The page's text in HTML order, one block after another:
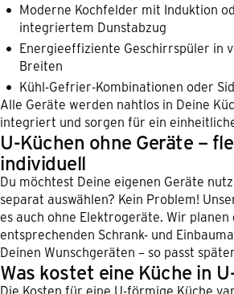
Moderne Kochfelder mit Induktion
integriertem Dunstabzug
Energieeffiziente Geschirrspüler in
Breiten
Kühl-Gefrier-Kombinationen oder
Alle Geräte werden nahtlos in Deine
integriert und sorgen für ein
U-Küchen ohne Geräte –
individuell
Du möchtest Deine eigenen Geräte
separat auswählen? Kein Problem!
es auch ohne Elektrogeräte. Wir planen
entsprechenden Schrank- und
Deinen Wunschgeräten – so passt
Was kostet eine Küche in
Die Kosten für eine U-förmige Küche